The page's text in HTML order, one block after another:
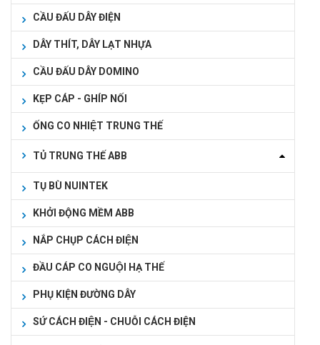
CẦU ĐẤU DÂY ĐIỆN
DÂY THÍT, DÂY LẠT NHỰA
CẦU ĐẤU DÂY DOMINO
KẸP CÁP - GHÍP NỐI
ỐNG CO NHIỆT TRUNG THẾ
TỦ TRUNG THẾ ABB
TỤ BÙ NUINTEK
KHỞI ĐỘNG MỀM ABB
NẮP CHỤP CÁCH ĐIỆN
ĐẦU CÁP CO NGUỘI HẠ THẾ
PHỤ KIỆN ĐƯỜNG DÂY
SỨ CÁCH ĐIỆN - CHUỖI CÁCH ĐIỆN